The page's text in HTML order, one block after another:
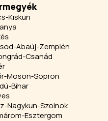
Kiskun
Abaúj-Zemplén
Csanád
Moson-Sopron
Bihar
Nagykun-Szolnok
Esztergom